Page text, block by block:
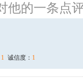
他的一条点
1 诚信度： 1